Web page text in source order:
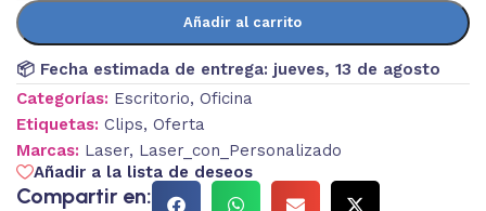
Añadir al carrito
📦 Fecha estimada de entrega: jueves, 13 de agosto
Categorías: Escritorio, Oficina
Etiquetas: Clips, Oferta
Marcas: Laser, Laser_con_Personalizado
Añadir a la lista de deseos
Compartir en: